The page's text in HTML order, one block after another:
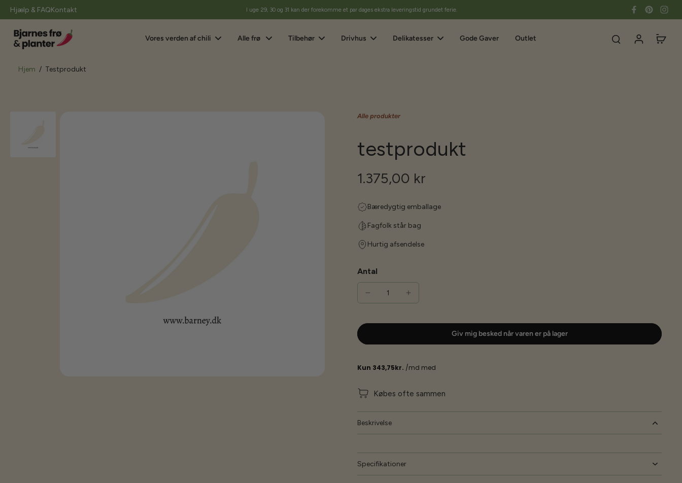
Hjælp & FAQKontakt I uge 29, 30 og 31 kan der forekomme et par dages ekstra leveringstid grundet ferie.
Vores verden af chili Alle frø Tilbehør Drivhus Delikatesser Gode Gaver Outlet
Hjem / Testprodukt
produktoplysninger
Alle produkter
testprodukt
1.375,00 kr
Bæredygtig emballage
Fagfolk står bag
Hurtig afsendelse
Antal
Giv mig besked når varen er på lager
Købes ofte sammen
Beskrivelse
Specifikationer